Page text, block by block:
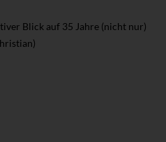
Blick auf 35 Jahre (nicht nur)